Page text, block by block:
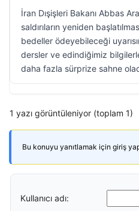
İran Dışişleri Bakanı Abbas
saldırıların yeniden
bedeller ödeyebileceği
dersler ve edindiğimiz
daha fazla sürprize sahne
1 yazı görüntüleniyor (toplam 1)
Bu konuyu yanıtlamak için giriş
Kullanıcı adı: